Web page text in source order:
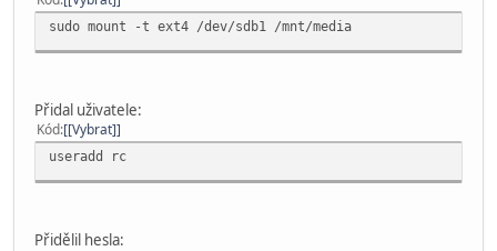
sudo mount -t ext4 /dev/sdb1 /mnt/media
Přidal uživatele:
Kód [Vybrat]
useradd rc
Přidělil hesla: